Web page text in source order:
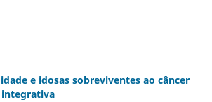
e idosas sobreviventes ao câncer
integrativa